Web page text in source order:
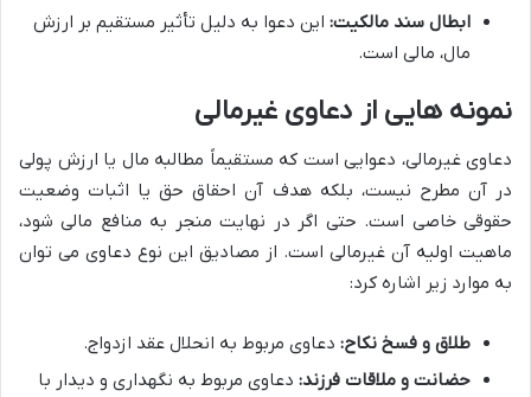
ابطال سند مالکیت: این دعوا به دلیل تأثیر مستقیم بر ارزش
مال، مالی است.
نمونه هایی از دعاوی غیرمالی
دعاوی غیرمالی، دعوایی است که مستقیماً مطالبه مال یا ارزش پولی
در آن مطرح نیست، بلکه هدف آن احقاق حق یا اثبات وضعیت
حقوقی خاصی است. حتی اگر در نهایت منجر به منافع مالی شود،
ماهیت اولیه آن غیرمالی است. از مصادیق این نوع دعاوی می توان
به موارد زیر اشاره کرد:
طلاق و فسخ نکاح: دعاوی مربوط به انحلال عقد ازدواج.
حضانت و ملاقات فرزند: دعاوی مربوط به نگهداری و دیدار با